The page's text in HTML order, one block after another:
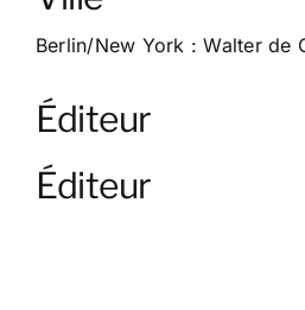
Berlin/New York : Walter de
Éditeur
Éditeur